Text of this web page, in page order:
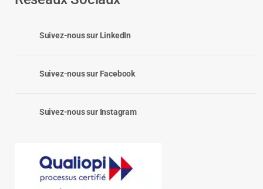
Suivez-nous sur LinkedIn
Suivez-nous sur Facebook
Suivez-nous sur Instagram